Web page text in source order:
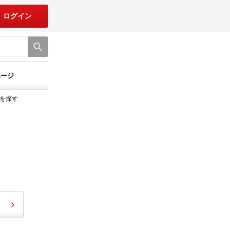
ログイン
ジ
探す